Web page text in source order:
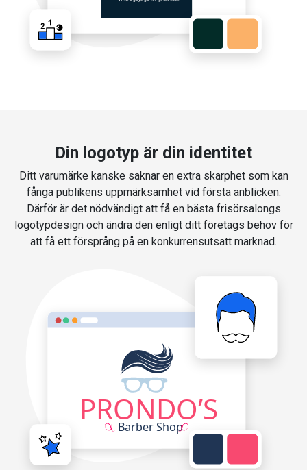
Din logotyp är din identitet
Ditt varumärke kanske saknar en extra skarphet som kan
fånga publikens uppmärksamhet vid första anblicken.
Därför är det nödvändigt att få en bästa frisörsalongs
logotypdesign och ändra den enligt ditt företags behov för
att få ett försprång på en konkurrensutsatt marknad.